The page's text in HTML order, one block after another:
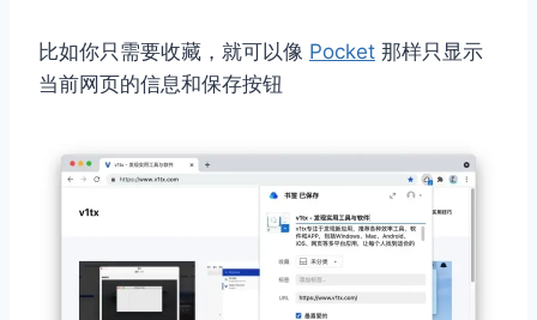
比如你只需要收藏，就可以像 Pocket 那样只显示
当前网页的信息和保存按钮